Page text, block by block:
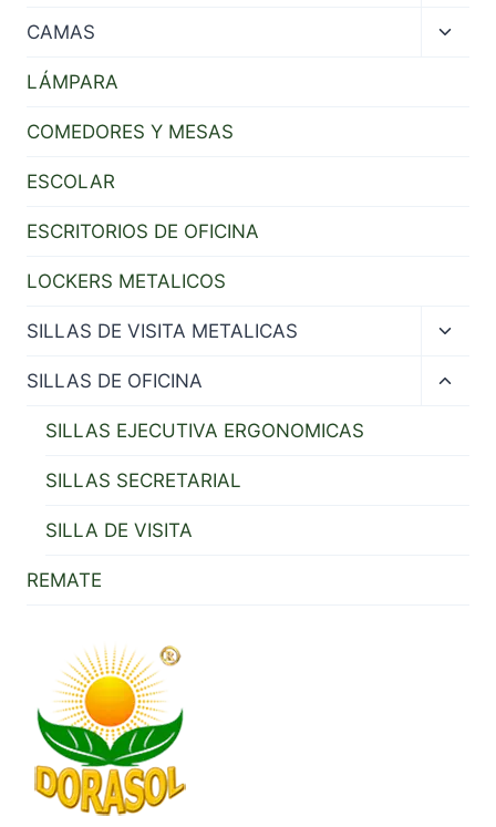
menu
CAMAS
LÁMPARA
COMEDORES Y MESAS
ESCOLAR
ESCRITORIOS DE OFICINA
LOCKERS METALICOS
SILLAS DE VISITA METALICAS
menu
SILLAS DE OFICINA
SILLAS EJECUTIVA ERGONOMICAS
SILLAS SECRETARIAL
SILLA DE VISITA
REMATE